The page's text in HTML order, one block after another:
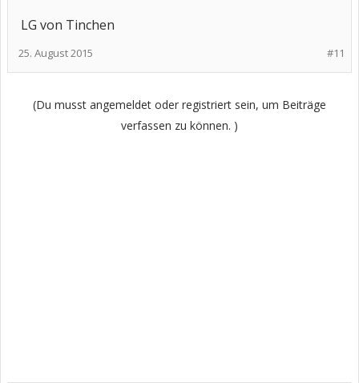
LG von Tinchen
#11
25. August 2015
(Du musst angemeldet oder registriert sein, um Beiträge
verfassen zu können. )